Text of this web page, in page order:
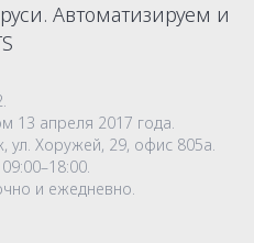
Автоматизируем и
13 апреля 2017 года.
ул. Хоружей, 29, офис 805а.
и ежедневно.